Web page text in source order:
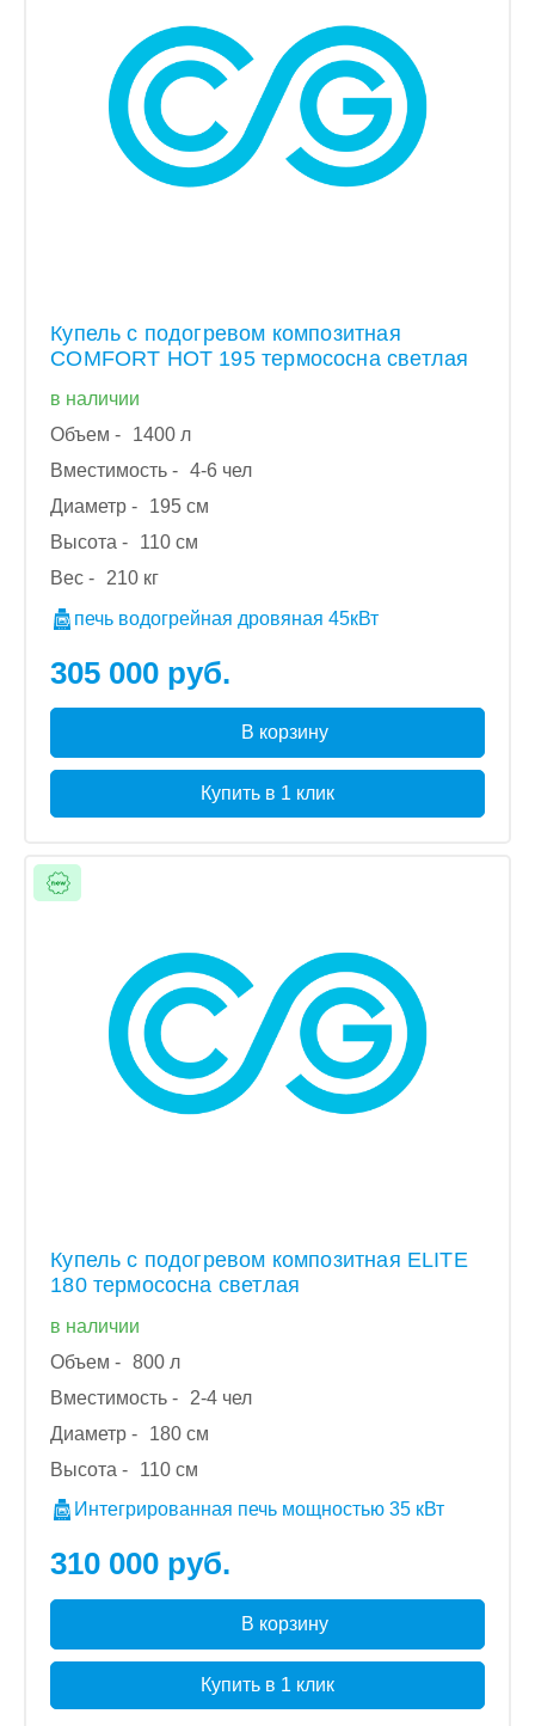
Купель с подогревом композитная
COMFORT HOT 195 термососна светлая
в наличии
Объем -
1400 л
Вместимость - 4-6 чел
Диаметр -
195 см
Высота -
110 см
Вес -
210 кг
печь водогрейная дровяная 45кВт
305 000 руб.
В корзину
Купить в 1 клик
Купель с подогревом композитная ELITE
180 термососна светлая
в наличии
Объем - 800 л
Вместимость -
2-4 чел
Диаметр -
180 см
Высота -
110 см
Интегрированная печь мощностью 35 кВт
310 000 руб.
В корзину
Купить в 1 клик